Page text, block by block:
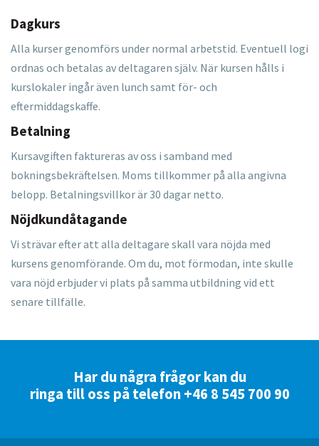
Dagkurs
Alla kurser genomförs under normal arbetstid. Eventuell logi
ordnas och betalas av deltagaren själv. När kursen hålls i
kurslokaler ingår även lunch samt för- och
eftermiddagskaffe.
Betalning
Kursavgiften faktureras av oss i samband med
bokningsbekräftelsen. Moms tillkommer på alla angivna
belopp. Betalningsvillkor är 30 dagar netto.
Nöjdkundåtagande
Vi strävar efter att alla deltagare skall vara nöjda med
kursens genomförande. Om du, mot förmodan, inte skulle
vara nöjd erbjuder vi plats på samma utbildning vid ett
senare tillfälle.
Har du några frågor kan du
ringa till oss på telefon +46 8 545 700 90